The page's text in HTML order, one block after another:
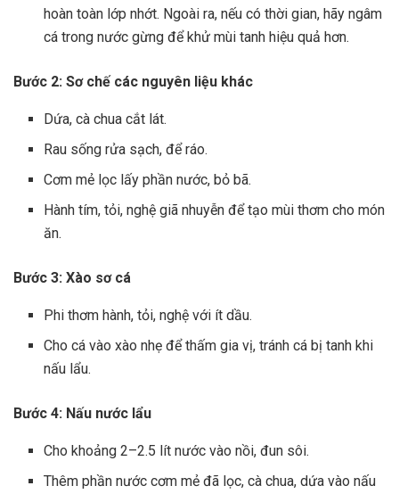
hoàn toàn lớp nhớt. Ngoài ra, nếu có thời gian, hãy ngâm
cá trong nước gừng để khử mùi tanh hiệu quả hơn.
Bước 2: Sơ chế các nguyên liệu khác
Dứa, cà chua cắt lát.
Rau sống rửa sạch, để ráo.
Cơm mẻ lọc lấy phần nước, bỏ bã.
Hành tím, tỏi, nghệ giã nhuyễn để tạo mùi thơm cho món
ăn.
Bước 3: Xào sơ cá
Phi thơm hành, tỏi, nghệ với ít dầu.
Cho cá vào xào nhẹ để thấm gia vị, tránh cá bị tanh khi
nấu lẩu.
Bước 4: Nấu nước lẩu
Cho khoảng 2–2.5 lít nước vào nồi, đun sôi.
Thêm phần nước cơm mẻ đã lọc, cà chua, dứa vào nấu